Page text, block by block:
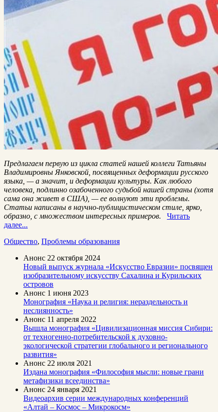
Предлагаем первую из цикла статей нашей коллеги Татьяны
Владимировны Янковской, посвященных деформации русского
языка, — а значит, и деформации культуры. Как любого
человека, подлинно озабоченного судьбой нашей страны (хотя
сама она живет в США), — ее волнуют эти проблемы.
Статьи написаны в научно-публицистическом стиле, ярко,
образно, с множеством интересных примеров.
Читать
далее...
Общество, Проблемы образования
Анонс 22 октября 2024
Новый выпуск журнала «Искусство Евразии» посвящен
изобразительному искусству Сахалина и Курильских
островов
Анонс 1 июня 2023
Монография «Наука и религия: нераздельность и
неслиянность»
Анонс 11 апреля 2022
Вышла монография «Цивилизационная миссия Сибири:
от техногенно-потребительской к духовно-
экологической стратегии глобального и регионального
развития»
Анонс 22 июля 2021
Издана монография «Философия мысли: новые грани
метафизики всеединства»
Анонс 24 января 2021
Видеоархив серии международных конференций
«Алтай – Космос – Микрокосм»